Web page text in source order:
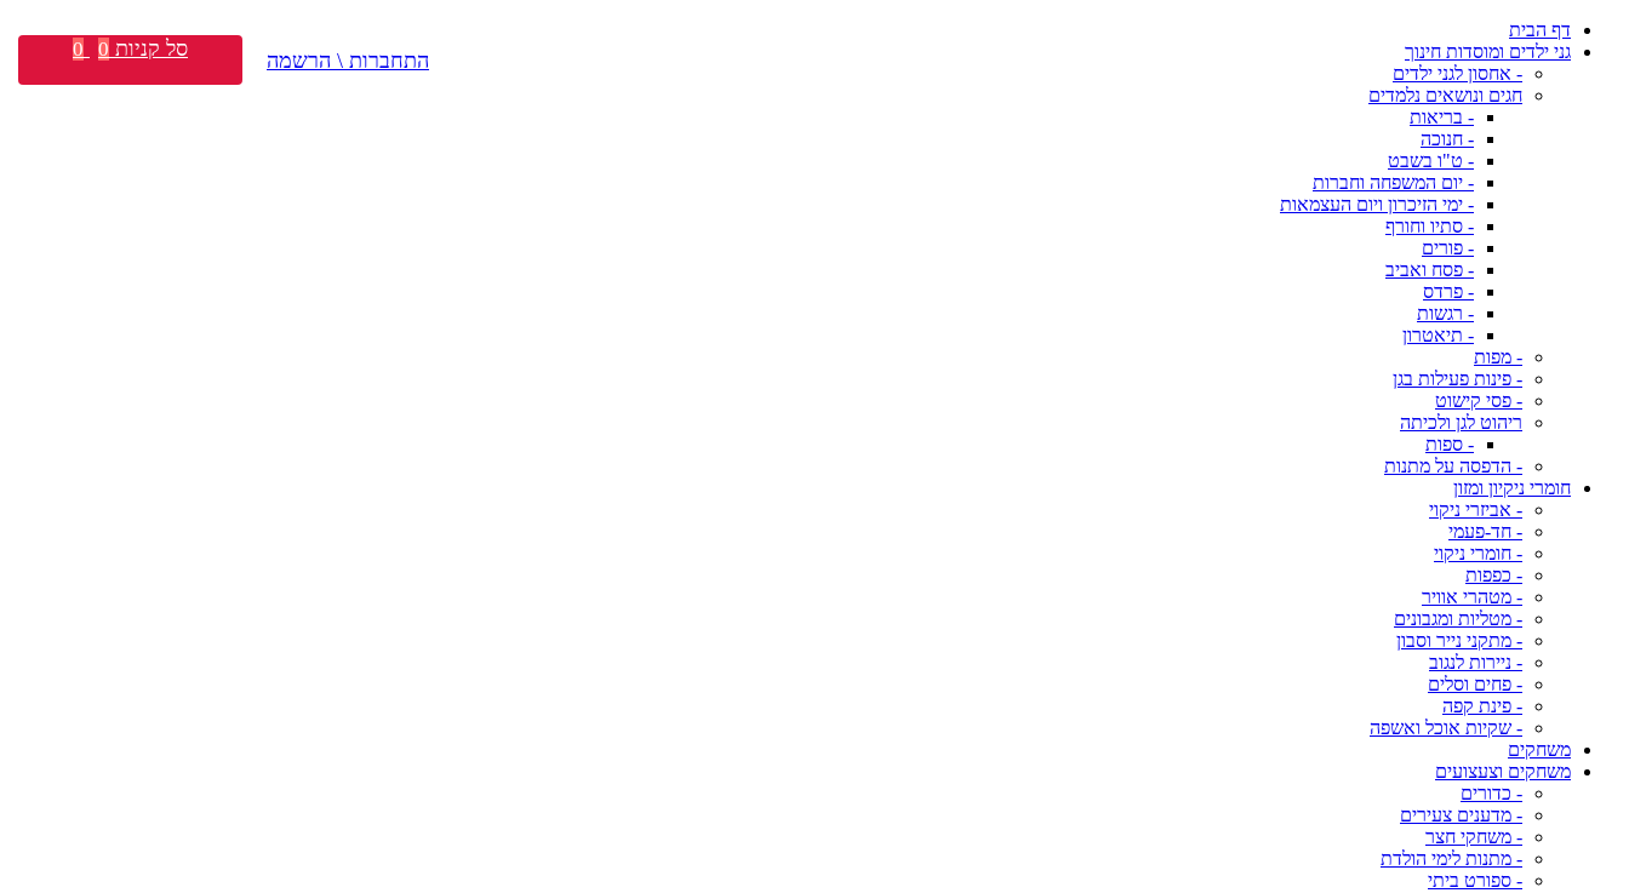
דף הבית
גני ילדים ומוסדות חינוך
- אחסון לגני ילדים
חגים ונושאים נלמדים
- בריאות
- חנוכה
- ט"ו בשבט
- יום המשפחה וחברות
- ימי הזיכרון ויום העצמאות
- סתיו וחורף
- פורים
- פסח ואביב
- פרדס
- רגשות
- תיאטרון
- מפות
- פינות פעילות בגן
- פסי קישוט
ריהוט לגן ולכיתה
- ספות
- הדפסה על מתנות
חומרי ניקיון ומזון
- אביזרי ניקוי
- חד-פעמי
- חומרי ניקוי
- כפפות
- מטהרי אוויר
- מטליות ומגבונים
- מתקני נייר וסבון
- ניירות לנגוב
- פחים וסלים
- פינת קפה
- שקיות אוכל ואשפה
משחקים
משחקים וצעצועים
- כדורים
- מדענים צעירים
- משחקי חצר
- מתנות לימי הולדת
- ספורט ביתי
התחברות \ הרשמה סל קניות 0
0